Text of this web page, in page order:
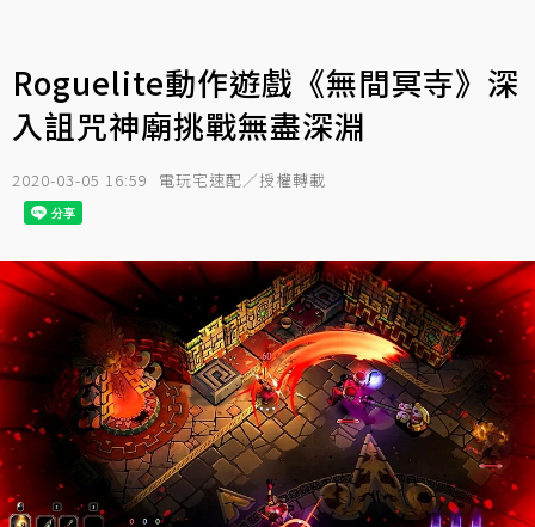
Roguelite動作遊戲《無間冥寺》深
入詛咒神廟挑戰無盡深淵
2020-03-05 16:59 電玩宅速配／授權轉載